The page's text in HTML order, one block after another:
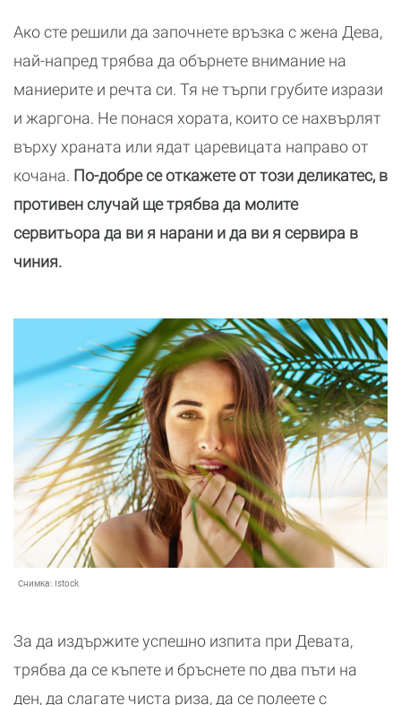
Ако сте решили да започнете връзка с жена Дева,
най-напред трябва да обърнете внимание на
маниерите и речта си. Тя не търпи грубите изрази
и жаргона. Не понася хората, които се нахвърлят
върху храната или ядат царевицата направо от
кочана. По-добре се откажете от този деликатес, в
противен случай ще трябва да молите
сервитьора да ви я нарани и да ви я сервира в
чиния.
Снимка: Istock
За да издържите успешно изпита при Девата,
трябва да се къпете и бръснете по два пъти на
ден, да слагате чиста риза, да се полеете с